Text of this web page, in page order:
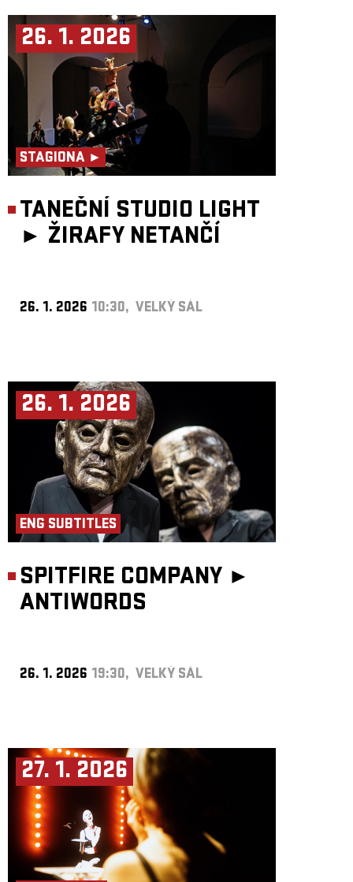
26. 1. 2026
STAGIONA ►
TANEČNÍ STUDIO LIGHT
► ŽIRAFY NETANČÍ
26. 1. 2026 10:30, VELKÝ SÁL
26. 1. 2026
ENG SUBTITLES
SPITFIRE COMPANY ►
ANTIWORDS
26. 1. 2026 19:30, VELKÝ SÁL
27. 1. 2026